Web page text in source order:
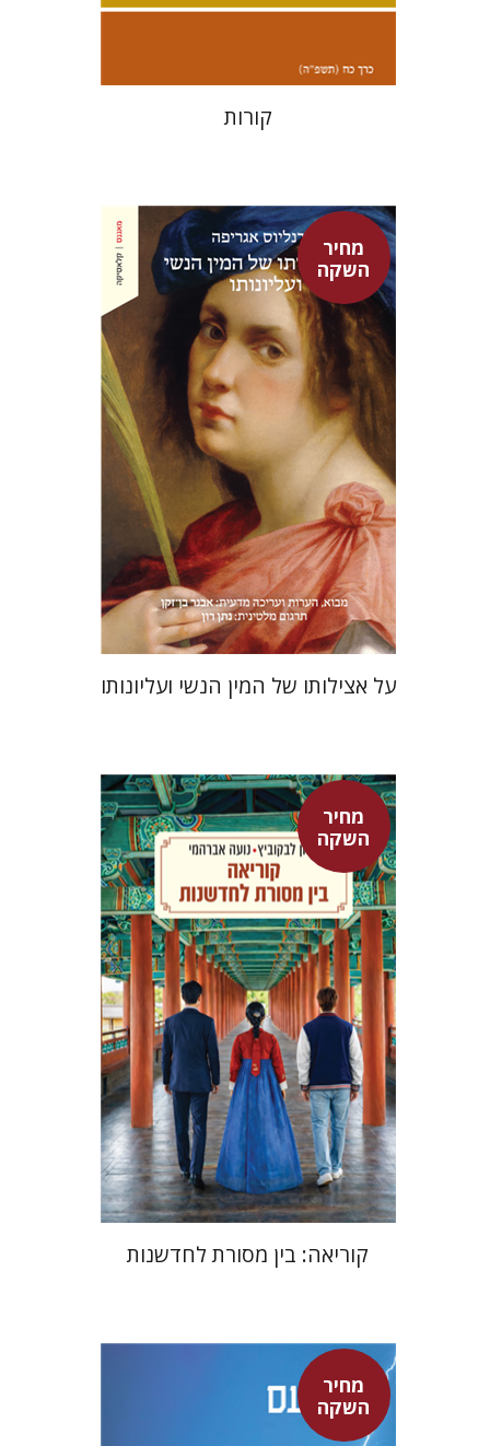
$42
$38
קורות
מחיר
השקה
היינריך קורנליוס אגריפה
אבנר בן-זקן
נתן רון
מחיר השקה
$31
$22
על אצילותו של המין הנשי ועליונותו
מחיר
השקה
אלון לבקוביץ נועה אברהמי
מחיר השקה
$35
$24
קוריאה: בין מסורת לחדשנות
מחיר
השקה
סנקה
דבורה גילולה
דבורה גילולה